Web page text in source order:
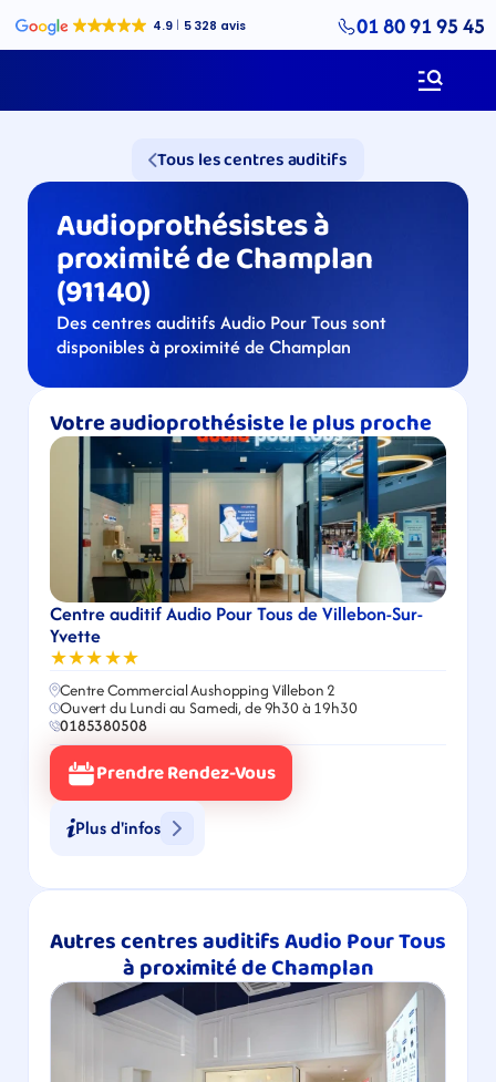
01 80 91 95 45
Tous les centres auditifs
Audioprothésistes à
proximité de Champlan
(91140)
Des centres auditifs Audio Pour Tous sont
disponibles à proximité de Champlan
Votre audioprothésiste le plus proche
Centre auditif Audio Pour Tous de Villebon-Sur-
Yvette
★★★★★
Centre Commercial Aushopping Villebon 2
Ouvert du Lundi au Samedi, de 9h30 à 19h30
0185380508
Prendre Rendez-Vous
Plus d'infos
Autres centres auditifs Audio Pour Tous
à proximité de Champlan